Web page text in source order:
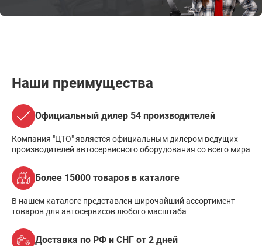
Наши преимущества
Официальный дилер 54 производителей
Компания "ЦТО" является официальным дилером ведущих
производителей автосервисного оборудования со всего мира
Более 15000 товаров в каталоге
В нашем каталоге представлен широчайший ассортимент
товаров для автосервисов любого масштаба
Доставка по РФ и СНГ от 2 дней